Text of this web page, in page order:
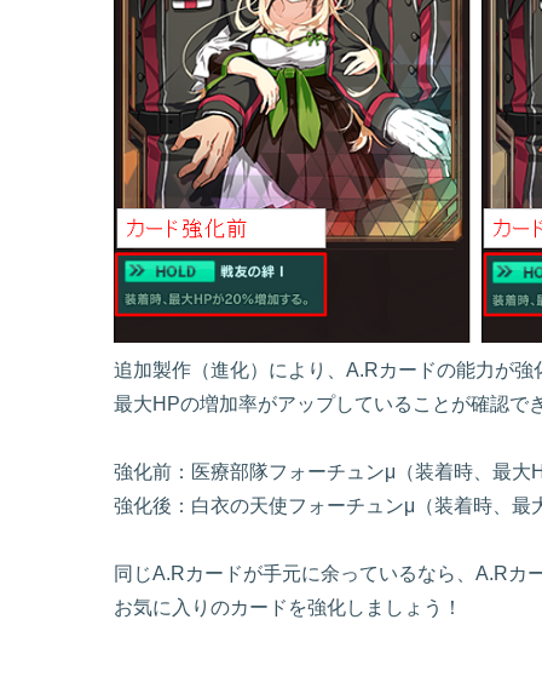
追加製作（進化）により、A.Rカードの能力が強
最大HPの増加率がアップしていることが確認で
強化前：医療部隊フォーチュンμ（装着時、最大
強化後：白衣の天使フォーチュンμ（装着時、最
同じA.Rカードが手元に余っているなら、A.Rカ
お気に入りのカードを強化しましょう！